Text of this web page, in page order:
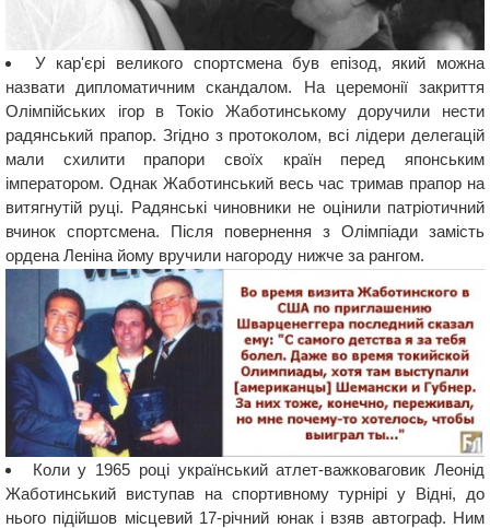
У кар'єрі великого спортсмена був епізод, який можна
назвати дипломатичним скандалом. На церемонії закриття
Олімпійських ігор в Токіо Жаботинському доручили нести
радянський прапор. Згідно з протоколом, всі лідери делегацій
мали схилити прапори своїх країн перед японським
імператором. Однак Жаботинський весь час тримав прапор на
витягнутій руці. Радянські чиновники не оцінили патріотичний
вчинок спортсмена. Після повернення з Олімпіади замість
ордена Леніна йому вручили нагороду нижче за рангом.
Коли у 1965 році український атлет-важковаговик Леонід
Жаботинський виступав на спортивному турнірі у Відні, до
нього підійшов місцевий 17-річний юнак і взяв автограф. Ним